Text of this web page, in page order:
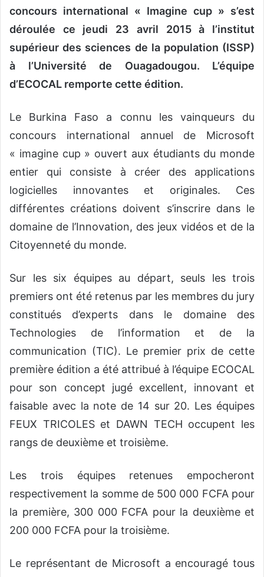
concours international « Imagine cup » s’est
déroulée ce jeudi 23 avril 2015 à l’institut
supérieur des sciences de la population (ISSP)
à l’Université de Ouagadougou. L’équipe
d’ECOCAL remporte cette édition.
Le Burkina Faso a connu les vainqueurs du
concours international annuel de Microsoft
« imagine cup » ouvert aux étudiants du monde
entier qui consiste à créer des applications
logicielles innovantes et originales. Ces
différentes créations doivent s’inscrire dans le
domaine de l’Innovation, des jeux vidéos et de la
Citoyenneté du monde.
Sur les six équipes au départ, seuls les trois
premiers ont été retenus par les membres du jury
constitués d’experts dans le domaine des
Technologies de l’information et de la
communication (TIC). Le premier prix de cette
première édition a été attribué à l’équipe ECOCAL
pour son concept jugé excellent, innovant et
faisable avec la note de 14 sur 20. Les équipes
FEUX TRICOLES et DAWN TECH occupent les
rangs de deuxième et troisième.
Les trois équipes retenues empocheront
respectivement la somme de 500 000 FCFA pour
la première, 300 000 FCFA pour la deuxième et
200 000 FCFA pour la troisième.
Le représentant de Microsoft a encouragé tous